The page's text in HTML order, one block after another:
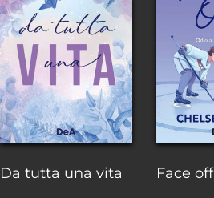
Da tutta una vita Face off